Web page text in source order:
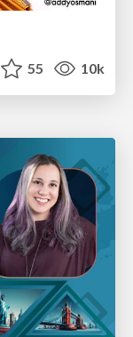
55 10k